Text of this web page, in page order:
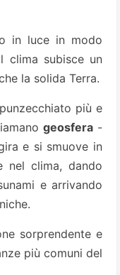
in luce in modo
clima subisce un
la solida Terra.
più e
geosfera-
e si smuove in
nel clima, dando
e arrivando
sorprendente e
più comuni del